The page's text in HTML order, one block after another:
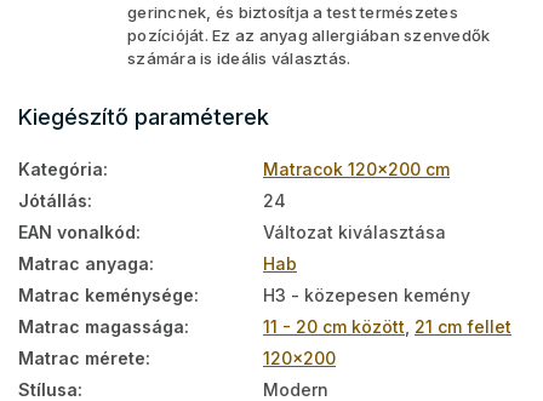
gerincnek, és biztosítja a test természetes
pozícióját. Ez az anyag allergiában szenvedők
számára is ideális választás.
Kiegészítő paraméterek
Kategória:
Matracok 120x200 cm
Jótállás:
24
EAN vonalkód:
Változat kiválasztása
Matrac anyaga:
Hab
Matrac keménysége:
H3 - közepesen kemény
Matrac magassága: 11 - 20 cm között 21 cm fellet
Matrac mérete:
120x200
Stílusa:
Modern